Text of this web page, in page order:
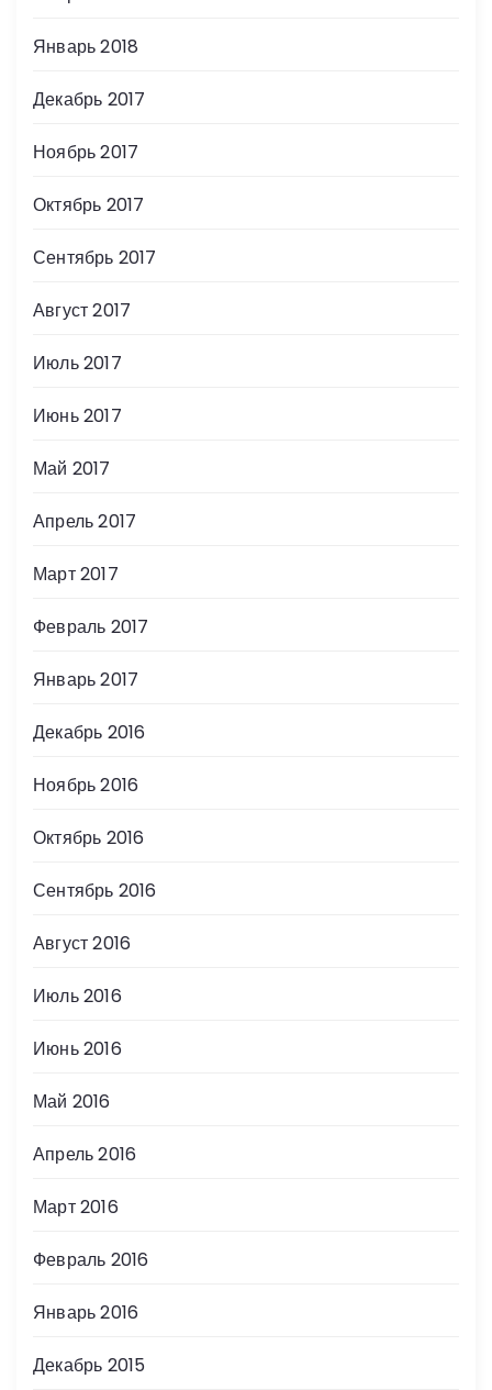
Январь 2018
Декабрь 2017
Ноябрь 2017
Октябрь 2017
Сентябрь 2017
Август 2017
Июль 2017
Июнь 2017
Май 2017
Апрель 2017
Март 2017
Февраль 2017
Январь 2017
Декабрь 2016
Ноябрь 2016
Октябрь 2016
Сентябрь 2016
Август 2016
Июль 2016
Июнь 2016
Май 2016
Апрель 2016
Март 2016
Февраль 2016
Январь 2016
Декабрь 2015